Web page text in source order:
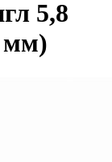
5,8
мм)